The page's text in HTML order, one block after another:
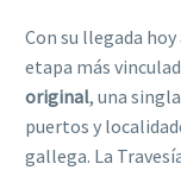
Con su llegada
etapa más
original, una
puertos y
gallega. La